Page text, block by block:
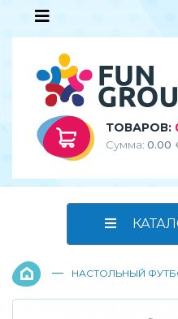
ТОВАРОВ:
Сумма: 0.00
— НАСТОЛЬНЫЙ